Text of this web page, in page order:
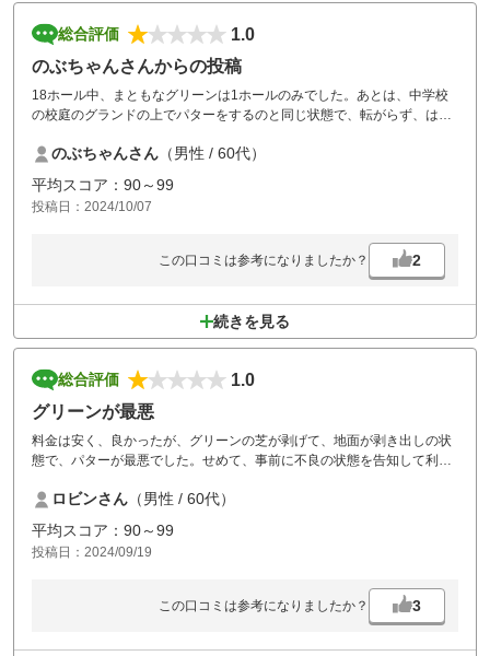
総合評価
1.0
のぶちゃんさんからの投稿
18ホール中、まともなグリーンは1ホールのみでした。あとは、中学校
の校庭のグランドの上でパターをするのと同じ状態で、転がらず、はね
時にそのことを告知すべきではありませんか？
料理が良かっただけに、残念でした。無駄な時間を費やしてしまいまし
た。
のぶちゃんさん （男性 / 60代）
平均スコア：90～99
投稿日：2024/10/07
この口コミは参考になりましたか？ 2
続きを見る
総合評価
1.0
グリーンが最悪
料金は安く、良かったが、グリーンの芝が剥げて、地面が剥き出しの状
態で、パターが最悪でした。せめて、事前に不良の状態を告知して利用
ロビンさん （男性 / 60代）
平均スコア：90～99
投稿日：2024/09/19
この口コミは参考になりましたか？ 3